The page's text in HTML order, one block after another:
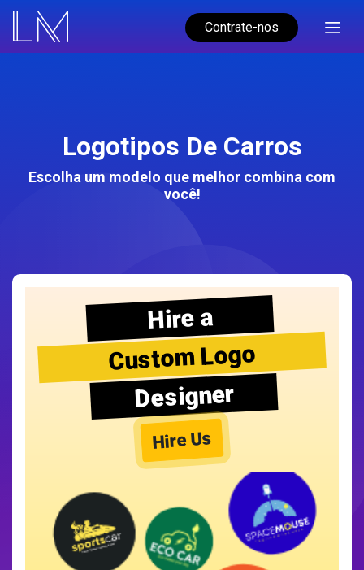
Contrate-nos
Logotipos De Carros
Escolha um modelo que melhor combina com
você!
Hire a
Custom Logo
Designer
Hire Us